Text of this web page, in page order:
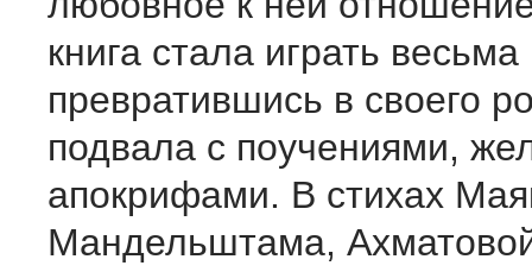
книга стала играть
превратившись в своего
подвала с поучениями,
апокрифами. В стихах
Мандельштама,